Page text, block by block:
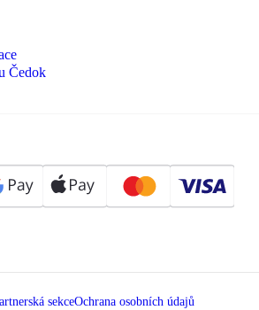
Čedok
sekceOchrana osobních údajů